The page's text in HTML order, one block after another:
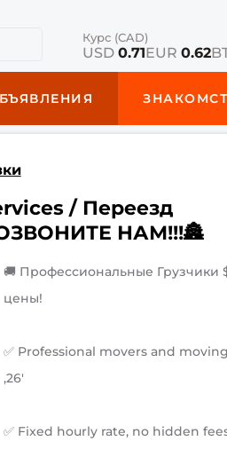
Курс (CAD)
USD 0.71EUR 0.62
/ Переезд
НАМ!!!🏯
🚚 Профессиональные Грузчики
цены!
✅ Professional movers and moving
,26'
✅ Fixed hourly rate, no hidden